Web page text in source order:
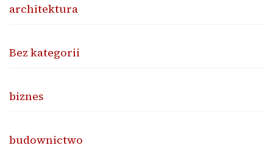
architektura
Bez kategorii
biznes
budownictwo